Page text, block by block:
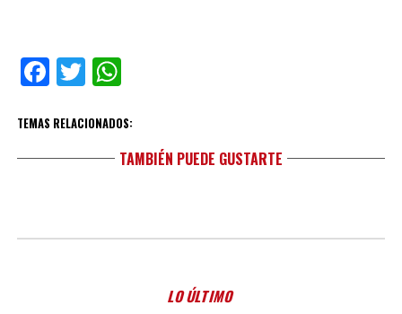
Facebook
TwitterWhatsApp
TEMAS RELACIONADOS:
TAMBIÉN PUEDE GUSTARTE
LO ÚLTIMO